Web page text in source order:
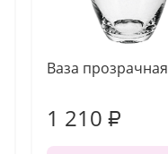
Ваза прозрачная
1 210 ₽